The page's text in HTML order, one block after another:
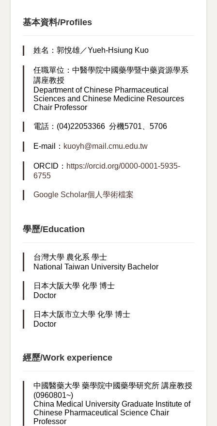
基本資料/Profiles
姓名：郭悅雄／Yueh-Hsiung Kuo
任職單位：中醫學院中國藥學暨中藥資源學系
講座教授
Department of Chinese Pharmaceutical
Sciences and Chinese Medicine Resources
Chair Professor
電話：(04)22053366 分機5701、5706
E-mail： kuoyh@mail.cmu.edu.tw
ORCID： https://orcid.org/0000-0001-5935-
6755
Google Scholar個人學術檔案
學歷/Education
台灣大學 農化系 學士
National Taiwan University Bachelor
日本大阪大學 化學 博士
Doctor
日本大阪市立大學 化學 博士
Doctor
經歷/Work experience
中國醫藥大學 藥學院中國藥學研究所 講座教授
(0960801~)
China Medical University Graduate Institute of
Chinese Pharmaceutical Science Chair
Professor